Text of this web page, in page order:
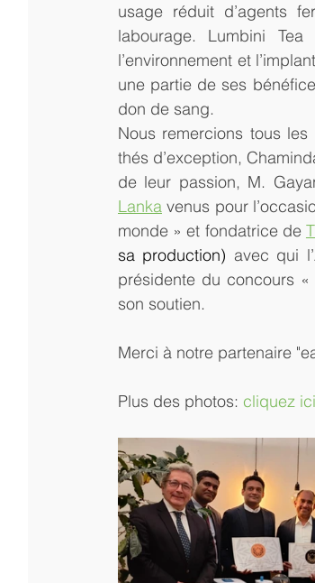
usage réduit d’agents
labourage. Lumbini
l’environnement et
une partie de ses
don de sang.
Nous remercions tous
thés d’exception,
de leur passion, M.
Lanka venus pour
monde » et fondatrice de
sa production) avec qui
présidente du concours «
son soutien.
Merci à notre partenaire
Plus des photos: cliquez ici